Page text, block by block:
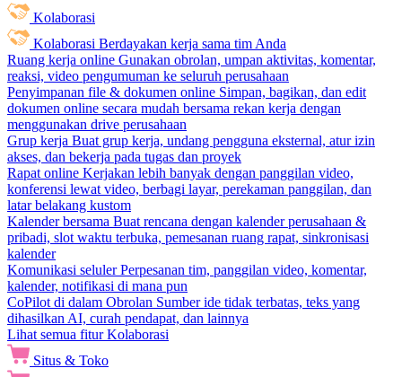
Kolaborasi
Kolaborasi Berdayakan kerja sama tim Anda
Ruang kerja online Gunakan obrolan, umpan aktivitas, komentar,
reaksi, video pengumuman ke seluruh perusahaan
Penyimpanan file & dokumen online Simpan, bagikan, dan edit
dokumen online secara mudah bersama rekan kerja dengan
menggunakan drive perusahaan
Grup kerja Buat grup kerja, undang pengguna eksternal, atur izin
akses, dan bekerja pada tugas dan proyek
Rapat online Kerjakan lebih banyak dengan panggilan video,
konferensi lewat video, berbagi layar, perekaman panggilan, dan
latar belakang kustom
Kalender bersama Buat rencana dengan kalender perusahaan &
pribadi, slot waktu terbuka, pemesanan ruang rapat, sinkronisasi
kalender
Komunikasi seluler Perpesanan tim, panggilan video, komentar,
kalender, notifikasi di mana pun
CoPilot di dalam Obrolan Sumber ide tidak terbatas, teks yang
dihasilkan AI, curah pendapat, dan lainnya
Lihat semua fitur Kolaborasi
Situs & Toko